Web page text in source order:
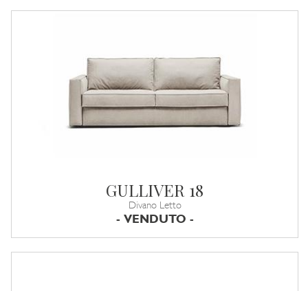
GULLIVER 18
Divano Letto
- VENDUTO -